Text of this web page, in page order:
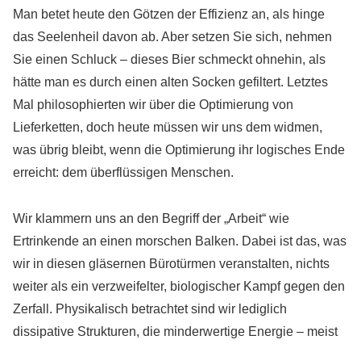
Man betet heute den Götzen der Effizienz an, als hinge
das Seelenheil davon ab. Aber setzen Sie sich, nehmen
Sie einen Schluck – dieses Bier schmeckt ohnehin, als
hätte man es durch einen alten Socken gefiltert. Letztes
Mal philosophierten wir über die Optimierung von
Lieferketten, doch heute müssen wir uns dem widmen,
was übrig bleibt, wenn die Optimierung ihr logisches Ende
erreicht: dem überflüssigen Menschen.
Wir klammern uns an den Begriff der „Arbeit“ wie
Ertrinkende an einen morschen Balken. Dabei ist das, was
wir in diesen gläsernen Bürotürmen veranstalten, nichts
weiter als ein verzweifelter, biologischer Kampf gegen den
Zerfall. Physikalisch betrachtet sind wir lediglich
dissipative Strukturen, die minderwertige Energie – meist